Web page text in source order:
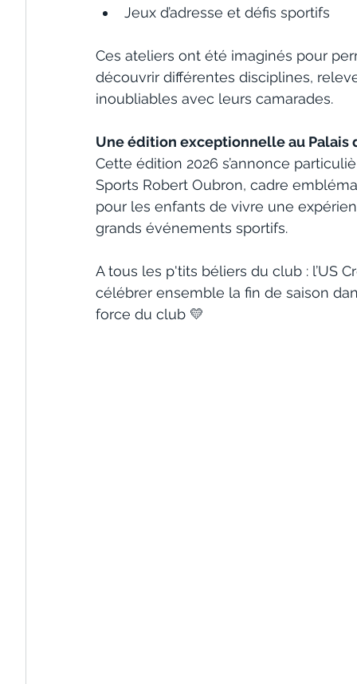
Jeux d’adresse et défis sportifs
Ces ateliers ont été imaginés pour
découvrir différentes disciplines,
inoubliables avec leurs camarades.
Une édition exceptionnelle au Palais
Cette édition 2026 s’annonce
Sports Robert Oubron, cadre
pour les enfants de vivre une
grands événements sportifs.
A tous les p'tits béliers du club : l’US
célébrer ensemble la fin de saison
force du club 💛